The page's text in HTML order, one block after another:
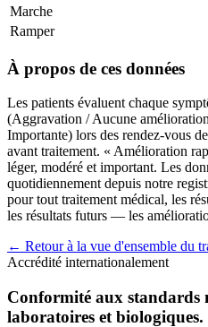
Marche
Ramper
À propos de ces données
Les patients évaluent chaque
(Aggravation / Aucune
Importante) lors des rendez-vous
avant traitement. « Amélioration
léger, modéré et important. Les
quotidiennement depuis notre
pour tout traitement médical, les
les résultats futurs — les
← Retour à la vue d'ensemble du
Accrédité internationalement
Conformité aux standards
laboratoires et biologiques.